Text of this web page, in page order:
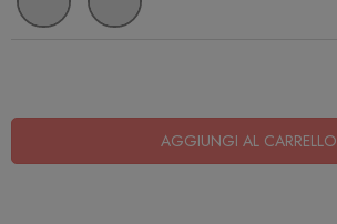
AGGIUNGI AL CARRELLO